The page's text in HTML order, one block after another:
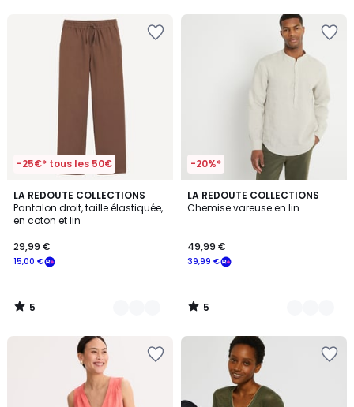
-25€* tous les 50€
LA REDOUTE COLLECTIONS
Pantalon droit, taille élastiquée,
en coton et lin
15,00 €
29,99 €
5
/
5
3
Couleurs
5
/
-20%*
LA REDOUTE COLLECTIONS
Chemise vareuse en lin
39,99 €
49,99 €
5
/
3
Couleurs
5
/